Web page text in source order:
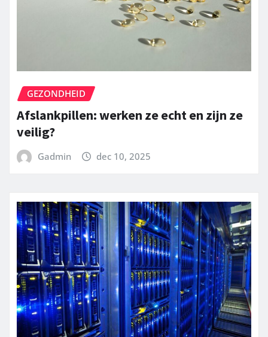
GEZONDHEID
Afslankpillen: werken ze echt en zijn ze
veilig?
Gadmin dec 10, 2025